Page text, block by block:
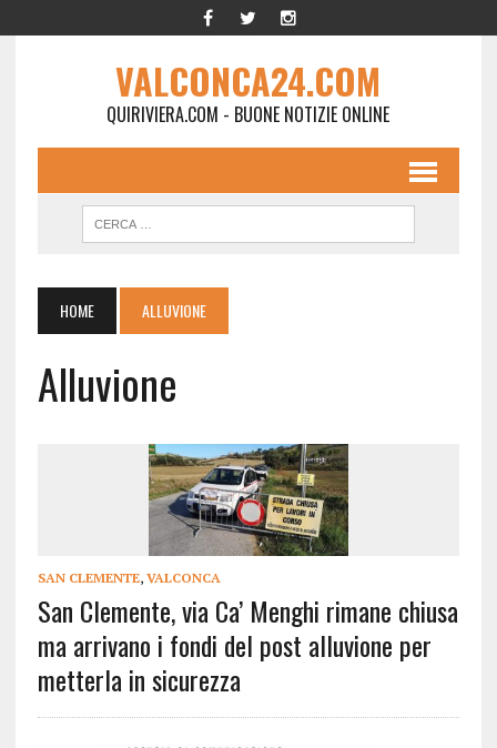
VALCONCA24.COM
QUIRIVIERA.COM - BUONE NOTIZIE ONLINE
HOME ALLUVIONE
Alluvione
SAN CLEMENTE, VALCONCA
San Clemente, via Ca’ Menghi rimane chiusa
ma arrivano i fondi del post alluvione per
metterla in sicurezza